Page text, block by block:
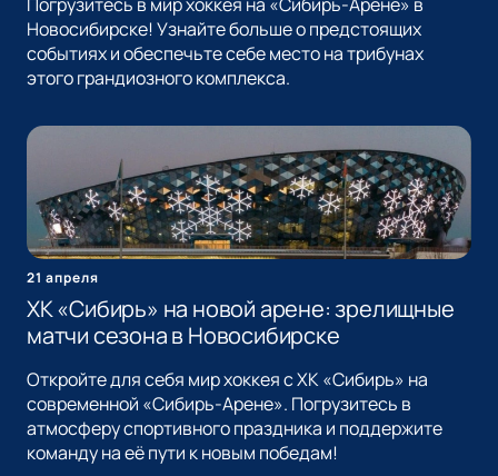
Погрузитесь в мир хоккея на «Сибирь-Арене» в
Новосибирске! Узнайте больше о предстоящих
событиях и обеспечьте себе место на трибунах
этого грандиозного комплекса.
21 апреля
ХК «Сибирь» на новой арене: зрелищные
матчи сезона в Новосибирске
Откройте для себя мир хоккея с ХК «Сибирь» на
современной «Сибирь-Арене». Погрузитесь в
атмосферу спортивного праздника и поддержите
команду на её пути к новым победам!